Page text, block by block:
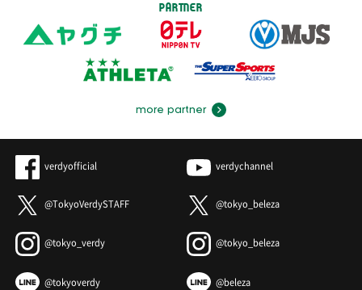
PARTNER
more partner
verdyofficial verdychannel
@TokyoVerdySTAFF @tokyo_beleza
@tokyo_verdy @tokyo_beleza
@tokyoverdy @beleza